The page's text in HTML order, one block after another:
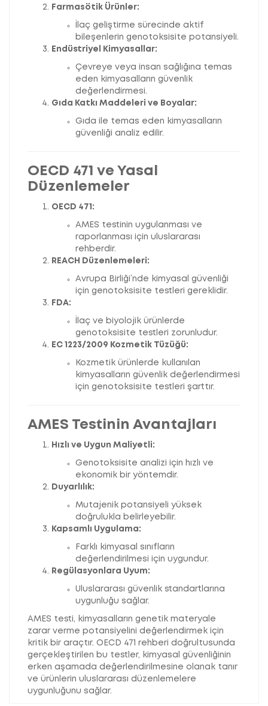
Farmasötik Ürünler:
İlaç geliştirme sürecinde aktif
bileşenlerin genotoksisite potansiyeli.
Endüstriyel Kimyasallar:
Çevreye veya insan sağlığına temas
eden kimyasalların güvenlik
değerlendirmesi.
Gıda Katkı Maddeleri ve Boyalar:
Gıda ile temas eden kimyasalların
güvenliği analiz edilir.
OECD 471 ve Yasal
Düzenlemeler
OECD 471:
AMES testinin uygulanması ve
raporlanması için uluslararası
rehberdir.
REACH Düzenlemeleri:
Avrupa Birliği’nde kimyasal güvenliği
için genotoksisite testleri gereklidir.
FDA:
İlaç ve biyolojik ürünlerde
genotoksisite testleri zorunludur.
EC 1223/2009 Kozmetik Tüzüğü:
Kozmetik ürünlerde kullanılan
kimyasalların güvenlik değerlendirmesi
için genotoksisite testleri şarttır.
AMES Testinin Avantajları
Hızlı ve Uygun Maliyetli:
Genotoksisite analizi için hızlı ve
ekonomik bir yöntemdir.
Duyarlılık:
Mutajenik potansiyeli yüksek
doğrulukla belirleyebilir.
Kapsamlı Uygulama:
Farklı kimyasal sınıfların
değerlendirilmesi için uygundur.
Regülasyonlara Uyum:
Uluslararası güvenlik standartlarına
uygunluğu sağlar.
AMES testi, kimyasalların genetik materyale
zarar verme potansiyelini değerlendirmek için
kritik bir araçtır. OECD 471 rehberi doğrultusunda
gerçekleştirilen bu testler, kimyasal güvenliğinin
erken aşamada değerlendirilmesine olanak tanır
ve ürünlerin uluslararası düzenlemelere
uygunluğunu sağlar.